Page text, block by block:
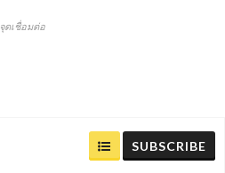
จุดเชื่อมต่อ
SUBSCRIBE